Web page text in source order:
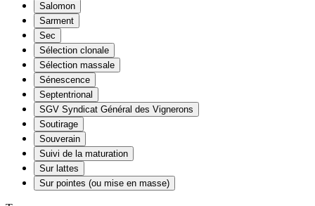
Salomon
Sarment
Sec
Sélection clonale
Sélection massale
Sénescence
Septentrional
SGV Syndicat Général des Vignerons
Soutirage
Souverain
Suivi de la maturation
Sur lattes
Sur pointes (ou mise en masse)